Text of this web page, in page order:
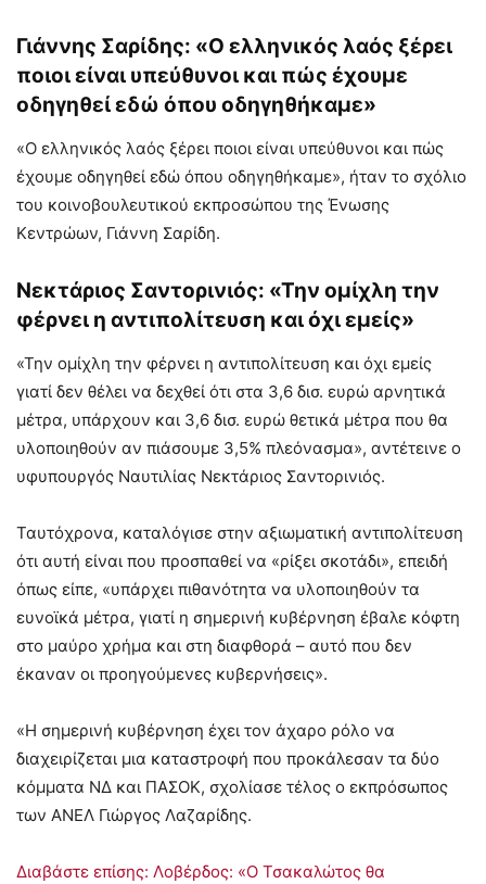
Γιάννης Σαρίδης: «Ο ελληνικός λαός ξέρει
ποιοι είναι υπεύθυνοι και πώς έχουμε
οδηγηθεί εδώ όπου οδηγηθήκαμε»
«Ο ελληνικός λαός ξέρει ποιοι είναι υπεύθυνοι και πώς
έχουμε οδηγηθεί εδώ όπου οδηγηθήκαμε», ήταν το σχόλιο
του κοινοβουλευτικού εκπροσώπου της Ένωσης
Κεντρώων, Γιάννη Σαρίδη.
Νεκτάριος Σαντορινιός: «Την ομίχλη την
φέρνει η αντιπολίτευση και όχι εμείς»
«Την ομίχλη την φέρνει η αντιπολίτευση και όχι εμείς
γιατί δεν θέλει να δεχθεί ότι στα 3,6 δισ. ευρώ αρνητικά
μέτρα, υπάρχουν και 3,6 δισ. ευρώ θετικά μέτρα που θα
υλοποιηθούν αν πιάσουμε 3,5% πλεόνασμα», αντέτεινε ο
υφυπουργός Ναυτιλίας Νεκτάριος Σαντορινιός.
Ταυτόχρονα, καταλόγισε στην αξιωματική αντιπολίτευση
ότι αυτή είναι που προσπαθεί να «ρίξει σκοτάδι», επειδή
όπως είπε, «υπάρχει πιθανότητα να υλοποιηθούν τα
ευνοϊκά μέτρα, γιατί η σημερινή κυβέρνηση έβαλε κόφτη
στο μαύρο χρήμα και στη διαφθορά – αυτό που δεν
έκαναν οι προηγούμενες κυβερνήσεις».
«Η σημερινή κυβέρνηση έχει τον άχαρο ρόλο να
διαχειρίζεται μια καταστροφή που προκάλεσαν τα δύο
κόμματα ΝΔ και ΠΑΣΟΚ, σχολίασε τέλος ο εκπρόσωπος
των ΑΝΕΛ Γιώργος Λαζαρίδης.
Διαβάστε επίσης: Λοβέρδος: «Ο Τσακαλώτος θα